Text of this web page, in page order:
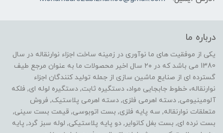
درباره ما
یکی از موفقیت های ما نوآوری در زمینه ساخت اجزاء نوارنقاله در سال
1380 می باشد که در ۲۰ سال اخیر محصولات ما به عنوان مرجع طیف
گسترده ای از صنایع ماشین سازی از جمله تولید کنندگان اجزاء
نوارنقاله، خطوط جابجایی مواد، دستگیره ثابت, دستگیره لوله ای, فلکه
آلومینیومی, دسته اهرمی فلزی, دسته اهرمی پلاستیک, فروش
متعلقات نوارنقاله, سه پایه فلزی, بست اتوبوسی, قیمت بست سینی,
بست نرده ای, بست بغل کانوایر, دو پایه پلاستیکی, لوله سبز گرد, پایه